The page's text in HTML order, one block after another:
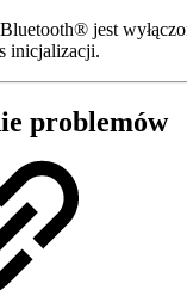
jest
inicjalizacji.
problemów